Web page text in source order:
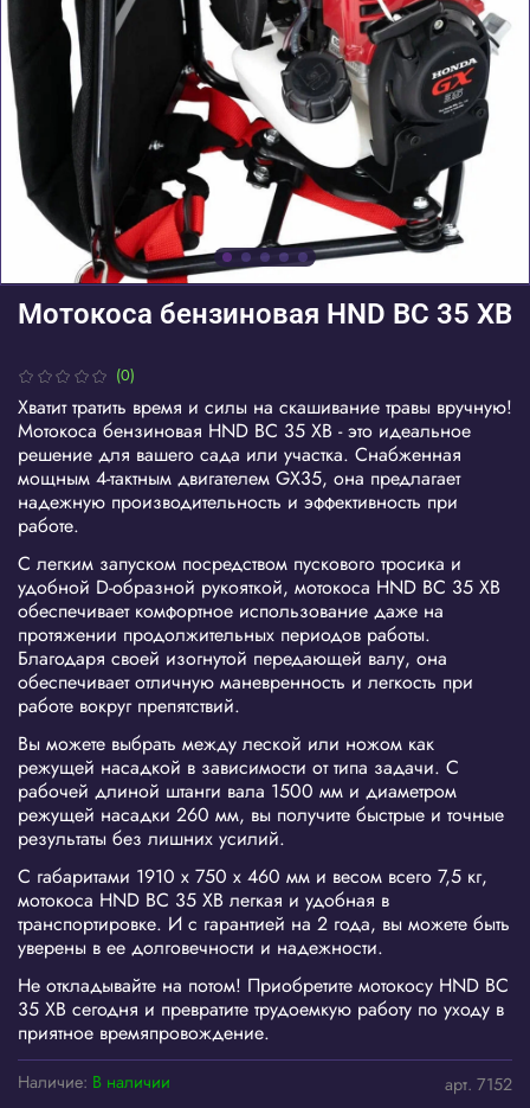
(0)
арт. 7152
Наличие: В наличии
Мотокоса бензиновая HND BC 35 XB
Хватит тратить время и силы на скашивание травы вручную!
Мотокоса бензиновая HND BC 35 XB - это идеальное
решение для вашего сада или участка. Снабженная
мощным 4-тактным двигателем GX35, она предлагает
надежную производительность и эффективность при
работе.
С легким запуском посредством пускового тросика и
удобной D-образной рукояткой, мотокоса HND BC 35 XB
обеспечивает комфортное использование даже на
протяжении продолжительных периодов работы.
Благодаря своей изогнутой передающей валу, она
обеспечивает отличную маневренность и легкость при
работе вокруг препятствий.
Вы можете выбрать между леской или ножом как
режущей насадкой в зависимости от типа задачи. С
рабочей длиной штанги вала 1500 мм и диаметром
режущей насадки 260 мм, вы получите быстрые и точные
результаты без лишних усилий.
С габаритами 1910 х 750 х 460 мм и весом всего 7,5 кг,
мотокоса HND BC 35 XB легкая и удобная в
транспортировке. И с гарантией на 2 года, вы можете быть
уверены в ее долговечности и надежности.
Не откладывайте на потом! Приобретите мотокосу HND BC
35 XB сегодня и превратите трудоемкую работу по уходу в
приятное времяпровождение.